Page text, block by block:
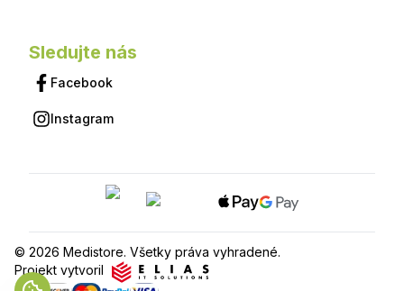
Sledujte nás
Facebook
Instagram
© 2026 Medistore. Všetky práva vyhradené.
Projekt vytvoril